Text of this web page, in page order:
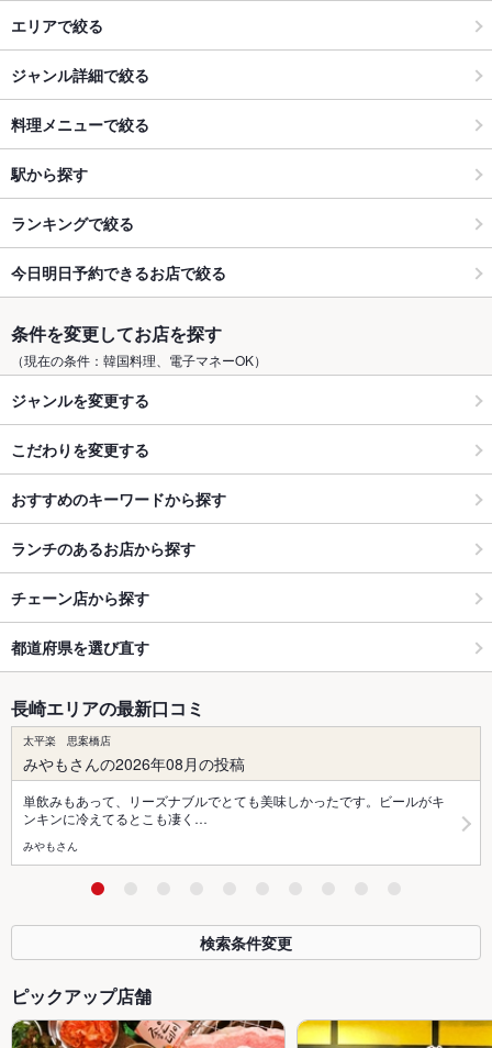
エリアで絞る
ジャンル詳細で絞る
料理メニューで絞る
駅から探す
ランキングで絞る
今日明日予約できるお店で絞る
条件を変更してお店を探す
（現在の条件：韓国料理、電子マネーOK）
ジャンルを変更する
こだわりを変更する
おすすめのキーワードから探す
ランチのあるお店から探す
チェーン店から探す
都道府県を選び直す
長崎エリアの最新口コミ
太平楽 思案橋店
みやもさんの2026年08月の投稿
単飲みもあって、リーズナブルでとても美味しかったです。ビールがキ
ンキンに冷えてるとこも凄く…
みやもさん
検索条件変更
ピックアップ店舗